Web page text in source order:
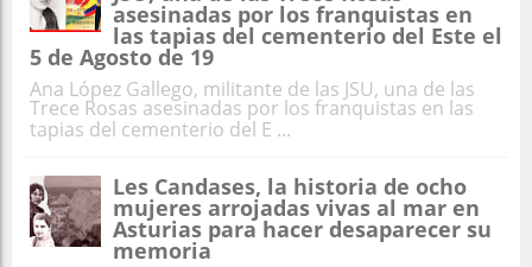
asesinadas por los franquistas en
las tapias del cementerio del Este el
5 de Agosto de 19
Ana López Gallego, militante de las JSU, una de las
Trece Rosas asesinadas por los franquistas en las
tapias del cementerio del E ...
Les Candases, la historia de ocho
mujeres arrojadas vivas al mar en
Asturias para hacer desaparecer su
memoria